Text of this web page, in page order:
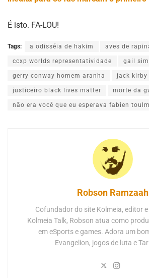
É isto. FA-LOU!
Tags: a odisséia de hakim aves de
ccxp worlds representatividade gail
gerry conway homem aranha jack kirby
justiceiro black lives matter morte da
não era você que eu esperava fabien
Robson Ramzaah
Cofundador do site Kolmeia, editor
Kolmeia Talk, Robson atua como
em eSports e games. Adora um
Evangelion, jogos de luta e